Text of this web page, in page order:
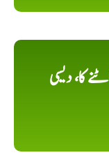
کا، دیسی